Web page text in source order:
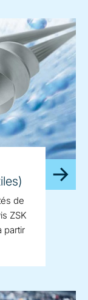
de
ZSK
partir